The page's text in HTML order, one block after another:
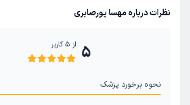
مشاوره طلاق
مشاوره حل تعارض ازدواج
نظرات درباره مهسا پورصابری
5 از 5کاربر
نحوه برخورد پزشک